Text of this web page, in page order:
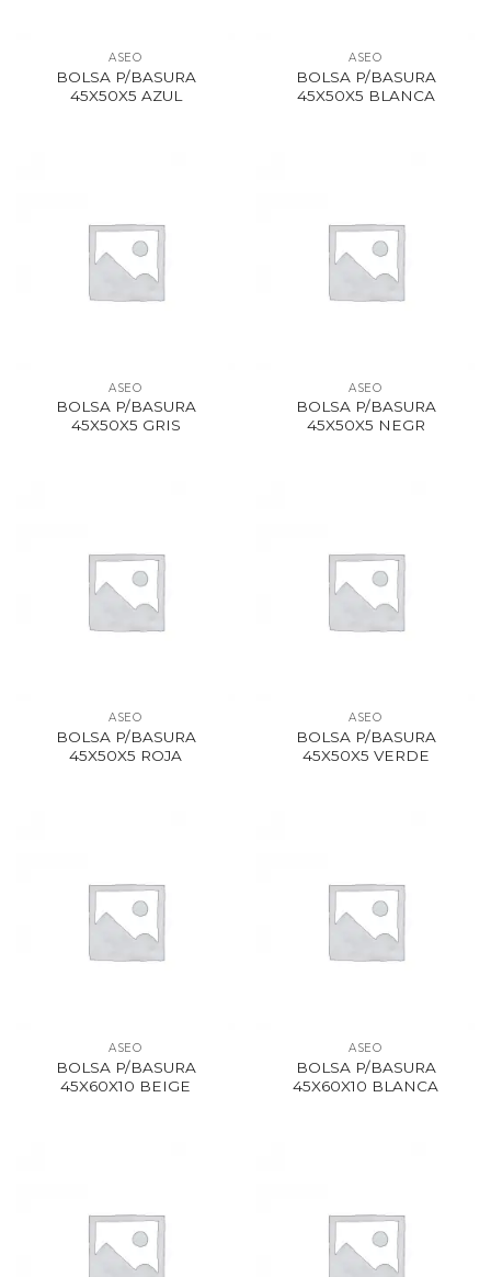
ASEO
BOLSA P/BASURA
45X50X5 AZUL
ASEO
BOLSA P/BASURA
45X50X5 BLANCA
ASEO
BOLSA P/BASURA
45X50X5 GRIS
ASEO
BOLSA P/BASURA
45X50X5 NEGR
ASEO
BOLSA P/BASURA
45X50X5 ROJA
ASEO
BOLSA P/BASURA
45X50X5 VERDE
ASEO
BOLSA P/BASURA
45X60X10 BEIGE
ASEO
BOLSA P/BASURA
45X60X10 BLANCA